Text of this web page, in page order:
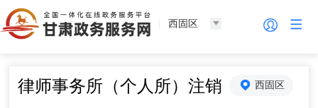
西固区
律师事务所（个人所）注销 西固区